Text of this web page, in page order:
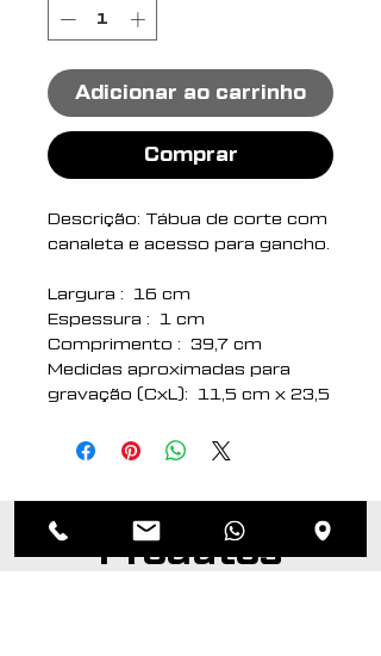
Adicionar ao carrinho
Comprar
Descrição: Tábua de corte com
canaleta e acesso para gancho.
Largura : 16 cm
Espessura : 1 cm
Comprimento : 39,7 cm
Medidas aproximadas para
gravação (CxL): 11,5 cm x 23,5
Peso aproximado (g): 348
Produtos